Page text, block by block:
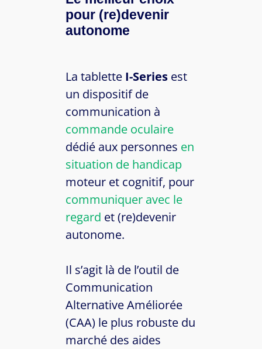
pour (re)devenir
autonome
La tablette I-Series est
un dispositif de
communication à
commande oculaire
dédié aux personnes en
situation de handicap
moteur et cognitif, pour
communiquer avec le
regard et (re)devenir
autonome.
Il s’agit là de l’outil de
Communication
Alternative Améliorée
(CAA) le plus robuste du
marché des aides